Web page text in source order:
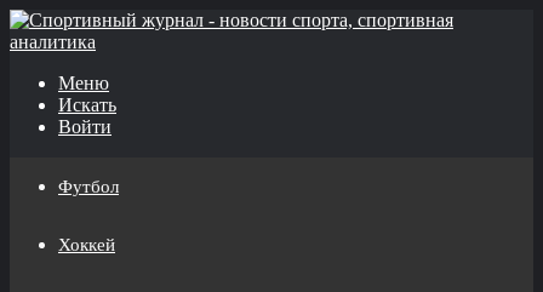
Меню
Искать
Войти
Футбол
Хоккей